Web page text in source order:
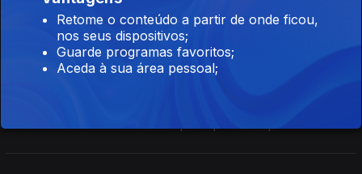
Trabalhos de remoção de árvores parecem
não ter fim
Retome o conteúdo a partir de onde ficou,
nos seus dispositivos;
Guarde programas favoritos;
Aceda à sua área pessoal;